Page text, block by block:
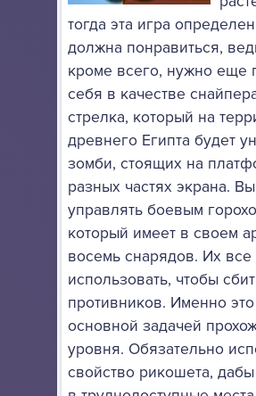
тогда эта игра
должна понравиться,
кроме всего, нужно еще
себя в качестве
стрелка, который на
древнего Египта будет
зомби, стоящих на
разных частях экрана.
управлять боевым
который имеет в своем
восемь снарядов. Их
использовать, чтобы
противников. Именно
основной задачей
уровня. Обязательно
свойство рикошета, дабы